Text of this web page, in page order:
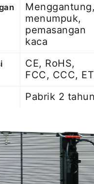
Menggantung,
menumpuk,
pemasangan
kaca
CE, RoHS,
FCC, CCC,
Pabrik 2 tahun